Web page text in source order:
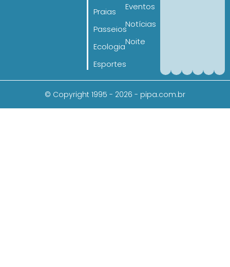
Praias
Passeios
Ecologia
Esportes
Eventos
Notícias
Noite
© Copyright 1995 - 2026 - pipa.com.br